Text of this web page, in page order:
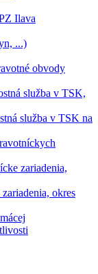
Ilava
...)
obvody
služba v TSK,
služba v TSK na
zariadenia,
okres